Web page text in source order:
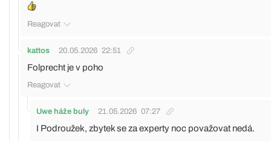
Reagovat
kattos 20.05.2026 22:51
Folprecht je v poho
Reagovat
Uwe háže buly 21.05.2026 07:27
I Podroužek, zbytek se za experty noc považovat nedá.